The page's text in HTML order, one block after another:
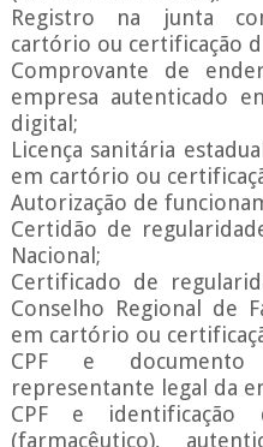
Registro na junta
cartório ou certificação
Comprovante de
empresa autenticado
digital;
Licença sanitária
em cartório ou
Autorização de
Certidão de
Nacional;
Certificado de
Conselho Regional de
em cartório ou
CPF e
representante legal da
CPF e identificação
(farmacêutico),